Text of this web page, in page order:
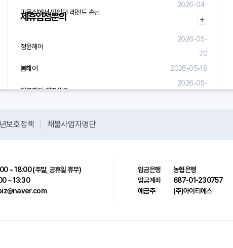
미용실에서 있었던 레전드 손님
2026-04-
29
제휴입점문의
정윤헤어
2026-05-
20
봄헤어
2026-05-18
입금확인 해주세요.
2026-05-
보호정책 채불사업자명단
~ 18:00 (주말, 공휴일 휴무)
~ 13:30
입금은행
농협은행
입금계좌
687-01-230757
예금주
(주)아이티에스